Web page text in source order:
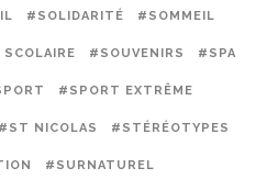
#SOLIDARITÉ #SOMMEIL
#SOUVENIRS #SPA
#SPORT EXTRÊME
#ST NICOLAS #STÉRÉOTYPES
#SURNATUREL